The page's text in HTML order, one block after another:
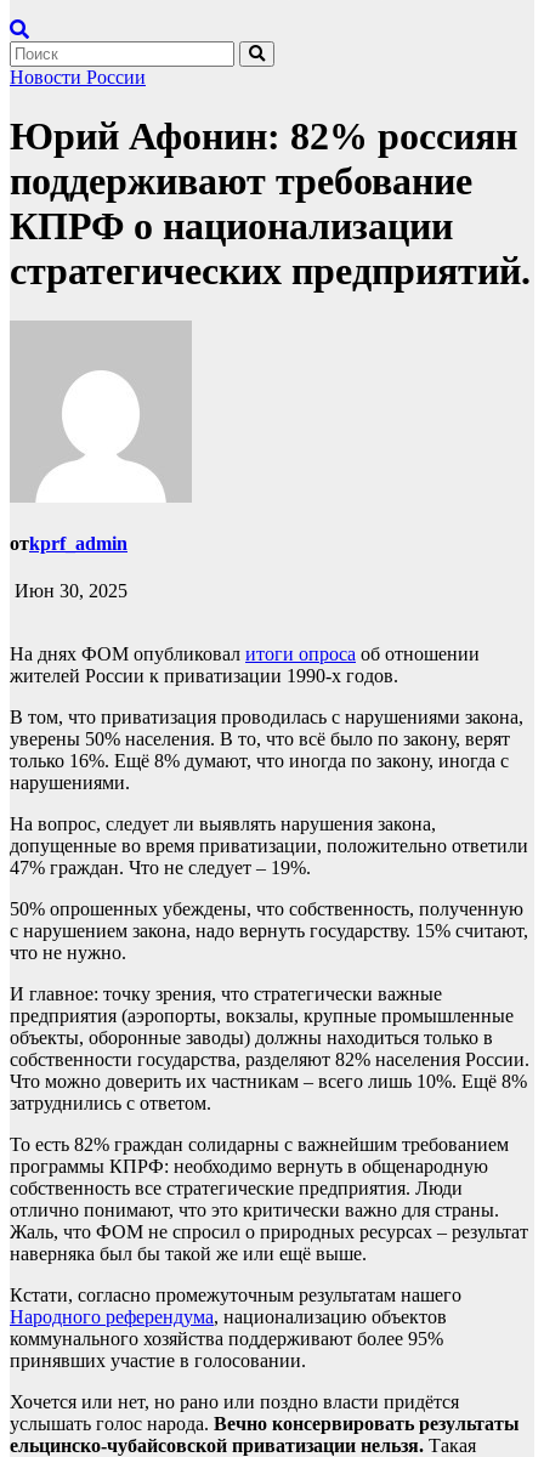
Новости России
Юрий Афонин: 82% россиян
поддерживают требование
КПРФ о национализации
стратегических предприятий.
отkprf_admin
Июн 30, 2025
На днях ФОМ опубликовал итоги опроса об отношении
жителей России к приватизации 1990-х годов.
В том, что приватизация проводилась с нарушениями закона,
уверены 50% населения. В то, что всё было по закону, верят
только 16%. Ещё 8% думают, что иногда по закону, иногда с
нарушениями.
На вопрос, следует ли выявлять нарушения закона,
допущенные во время приватизации, положительно ответили
47% граждан. Что не следует – 19%.
50% опрошенных убеждены, что собственность, полученную
с нарушением закона, надо вернуть государству. 15% считают,
что не нужно.
И главное: точку зрения, что стратегически важные
предприятия (аэропорты, вокзалы, крупные промышленные
объекты, оборонные заводы) должны находиться только в
собственности государства, разделяют 82% населения России.
Что можно доверить их частникам – всего лишь 10%. Ещё 8%
затруднились с ответом.
То есть 82% граждан солидарны с важнейшим требованием
программы КПРФ: необходимо вернуть в общенародную
собственность все стратегические предприятия. Люди
отлично понимают, что это критически важно для страны.
Жаль, что ФОМ не спросил о природных ресурсах – результат
наверняка был бы такой же или ещё выше.
Кстати, согласно промежуточным результатам нашего
Народного референдума, национализацию объектов
коммунального хозяйства поддерживают более 95%
принявших участие в голосовании.
Хочется или нет, но рано или поздно власти придётся
услышать голос народа. Вечно консервировать результаты
ельцинско-чубайсовской приватизации нельзя. Такая